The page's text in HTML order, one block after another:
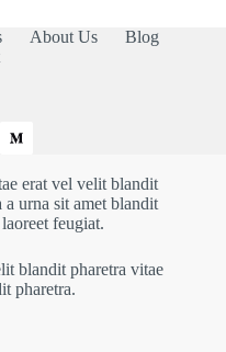
69,99 €
About Us
Blog
erat vel velit blandit
a urna sit amet blandit
feugiat.
blandit pharetra vitae
pharetra.